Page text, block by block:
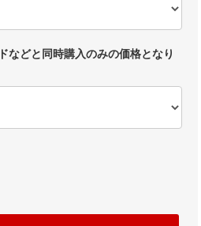
などと同時購入のみの価格となり